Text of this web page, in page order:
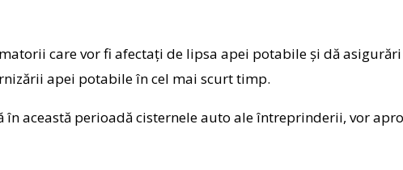
care vor fi afectați de lipsa apei potabile și dă
apei potabile în cel mai scurt timp.
în această perioadă cisternele auto ale întreprinderii, vor